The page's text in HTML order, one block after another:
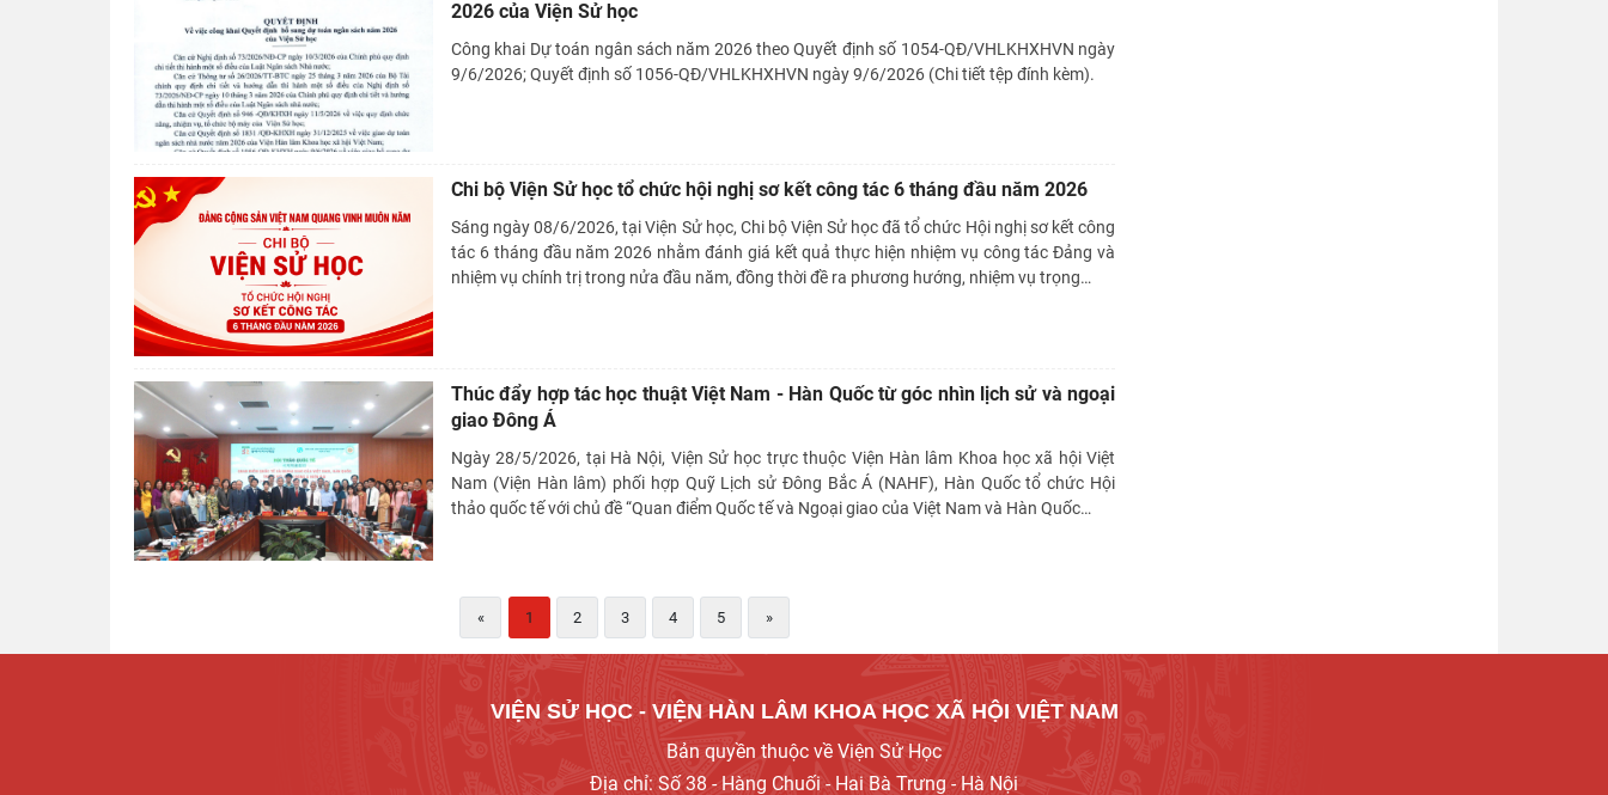
2026 của Viện Sử học
Công khai Dự toán ngân sách năm 2026 theo Quyết định số 1054-QĐ/VHLKHXHVN ngày
9/6/2026; Quyết định số 1056-QĐ/VHLKHXHVN ngày 9/6/2026 (Chi tiết tệp đính kèm).
Chi bộ Viện Sử học tổ chức hội nghị sơ kết công tác 6 tháng đầu năm 2026
Sáng ngày 08/6/2026, tại Viện Sử học, Chi bộ Viện Sử học đã tổ chức Hội nghị sơ kết công
tác 6 tháng đầu năm 2026 nhằm đánh giá kết quả thực hiện nhiệm vụ công tác Đảng và
nhiệm vụ chính trị trong nửa đầu năm, đồng thời đề ra phương hướng, nhiệm vụ trọng…
Thúc đẩy hợp tác học thuật Việt Nam - Hàn Quốc từ góc nhìn lịch sử và ngoại
giao Đông Á
Ngày 28/5/2026, tại Hà Nội, Viện Sử học trực thuộc Viện Hàn lâm Khoa học xã hội Việt
Nam (Viện Hàn lâm) phối hợp Quỹ Lịch sử Đông Bắc Á (NAHF), Hàn Quốc tổ chức Hội
thảo quốc tế với chủ đề “Quan điểm Quốc tế và Ngoại giao của Việt Nam và Hàn Quốc…
« 1 2 3 4 5 »
VIỆN SỬ HỌC - VIỆN HÀN LÂM KHOA HỌC XÃ HỘI VIỆT NAM
Bản quyền thuộc về Viện Sử Học
Địa chỉ: Số 38 - Hàng Chuối - Hai Bà Trưng - Hà Nội